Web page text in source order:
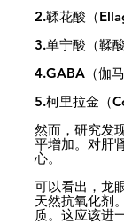
2.鞣花酸（
3.单宁酸（鞣酸
4.GABA（伽马
5.柯里拉金（
然而，研究发
平增加。对肝
心。
可以看出，龙
天然抗氧化剂
质。这应该进